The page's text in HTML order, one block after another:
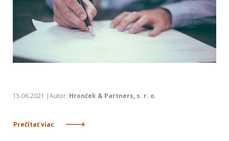
15.06.2021 |Autor: Hronček & Partners, s. r. o.
Prečítať viac